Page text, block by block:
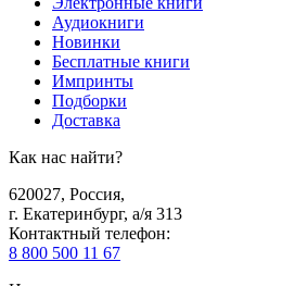
Аудиокниги
Новинки
Бесплатные книги
Импринты
Подборки
Доставка
Как нас найти?
620027, Россия,
г. Екатеринбург, а/я 313
Контактный телефон:
8 800 500 11 67